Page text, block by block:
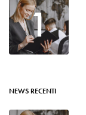
1
NEWS RECENTI